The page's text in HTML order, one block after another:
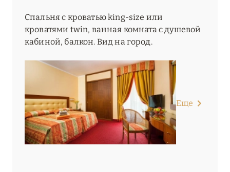
Спальня с кроватью king-size или
кроватями twin, ванная комната с душевой
кабиной, балкон. Вид на город.
Еще